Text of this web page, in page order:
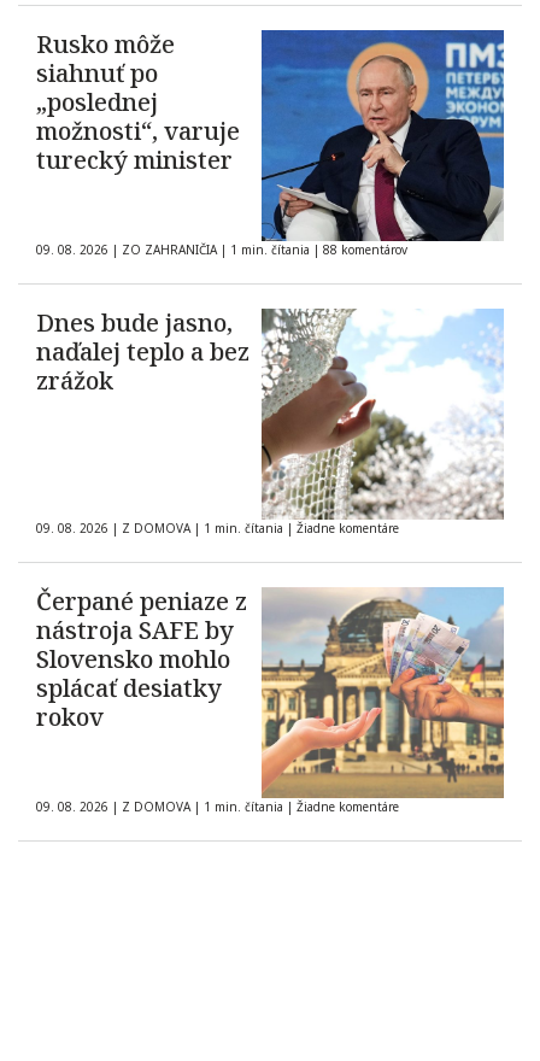
Rusko môže
siahnuť po
„poslednej
možnosti“, varuje
turecký minister
09. 08. 2026 | ZO ZAHRANIČIA | 1 min. čítania | 88 komentárov
Dnes bude jasno,
naďalej teplo a bez
zrážok
09. 08. 2026 | Z DOMOVA | 1 min. čítania | Žiadne komentáre
Čerpané peniaze z
nástroja SAFE by
Slovensko mohlo
splácať desiatky
rokov
09. 08. 2026 | Z DOMOVA | 1 min. čítania | Žiadne komentáre